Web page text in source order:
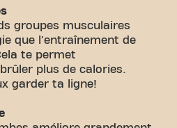
groupes musculaires
que l'entraînement de
te permet
plus de calories.
garder ta ligne!